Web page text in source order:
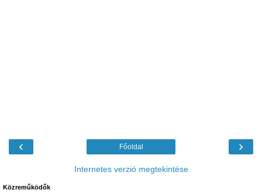
‹ ›
Főoldal
Internetes verzió megtekintése
Közreműködők